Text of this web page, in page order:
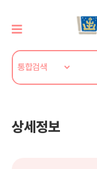
상세정보